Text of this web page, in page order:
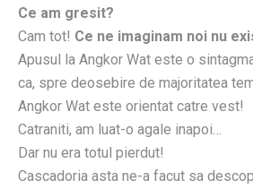
Ce am gresit?
Cam tot! Ce ne imaginam noi nu
Apusul la Angkor Wat este o
ca, spre deosebire de majoritatea
Angkor Wat este orientat catre vest!
Catraniti, am luat-o agale inapoi…
Dar nu era totul pierdut!
Cascadoria asta ne-a facut sa